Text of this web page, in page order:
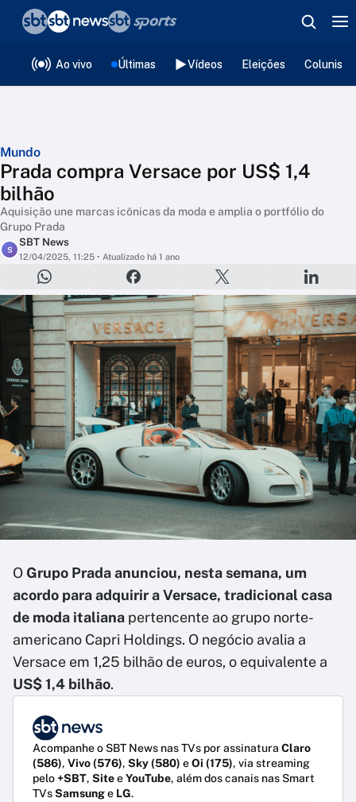
Ao vivo Últimas Vídeos Eleições
Mundo
Prada compra Versace por US$ 1,4
bilhão
Aquisição une marcas icônicas da moda e amplia o portfólio do
Grupo Prada
S
SBT News
12/04/2025, 11:25 • Atualizado há 1 ano
OGrupo Prada anunciou, nesta semana, um
acordo para adquirir a Versace, tradicional casa
de moda italiana pertencente ao grupo norte-
americano Capri Holdings. O negócio avalia a
Versace em 1,25 bilhão de euros, o equivalente a
US$ 1,4 bilhão.
Acompanhe o SBT News nas TVs por assinatura Claro
(586), Vivo (576), Sky (580) eOi (175), via streaming
pelo+SBT, SiteeYouTube, além dos canais nas Smart
TVsSamsunge LG.
❮voltar
Editorias